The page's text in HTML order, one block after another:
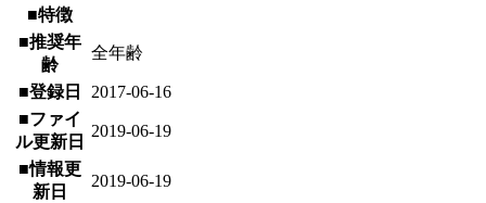
■特徴
■推奨年
齢
全年齢
■登録日
2017-06-16
■ファイ
ル更新日
2019-06-19
■情報更
新日
2019-06-19